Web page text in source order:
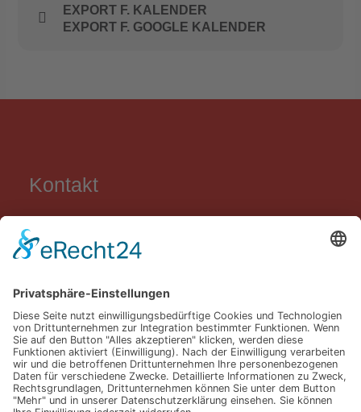
EXPORT F. KALENDER
EXPORT F. GOOGLE KALENDER
Kontakt
Grundschule Carl Orff
Lortzingweg 8
0871 / 96 58 58 50
0871 / 96 58 58 590
sekretariat@gs-carl-orff.de
LINKS